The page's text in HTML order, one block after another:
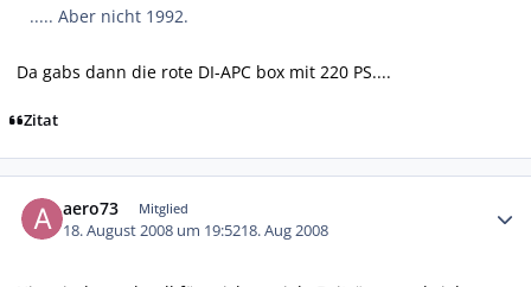
..... Aber nicht 1992.
Da gabs dann die rote DI-APC box mit 220 PS....
Zitat
aero73 Mitglied
18. August 2008 um 19:5218. Aug 2008